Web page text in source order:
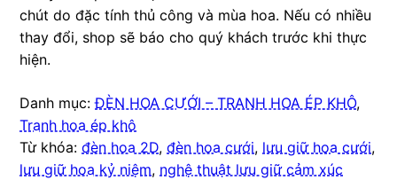
chút do đặc tính thủ công và mùa hoa. Nếu có nhiều
thay đổi, shop sẽ báo cho quý khách trước khi thực
hiện.
Danh mục:ĐÈN HOA CƯỚI – TRANH HOA ÉP KHÔ,
Tranh hoa ép khô
Từ khóa:đèn hoa 2D,đèn hoa cưới, lưu giữ hoa cưới,
lưu giữ hoa kỷ niệm, nghệ thuật lưu giữ cảm xúc